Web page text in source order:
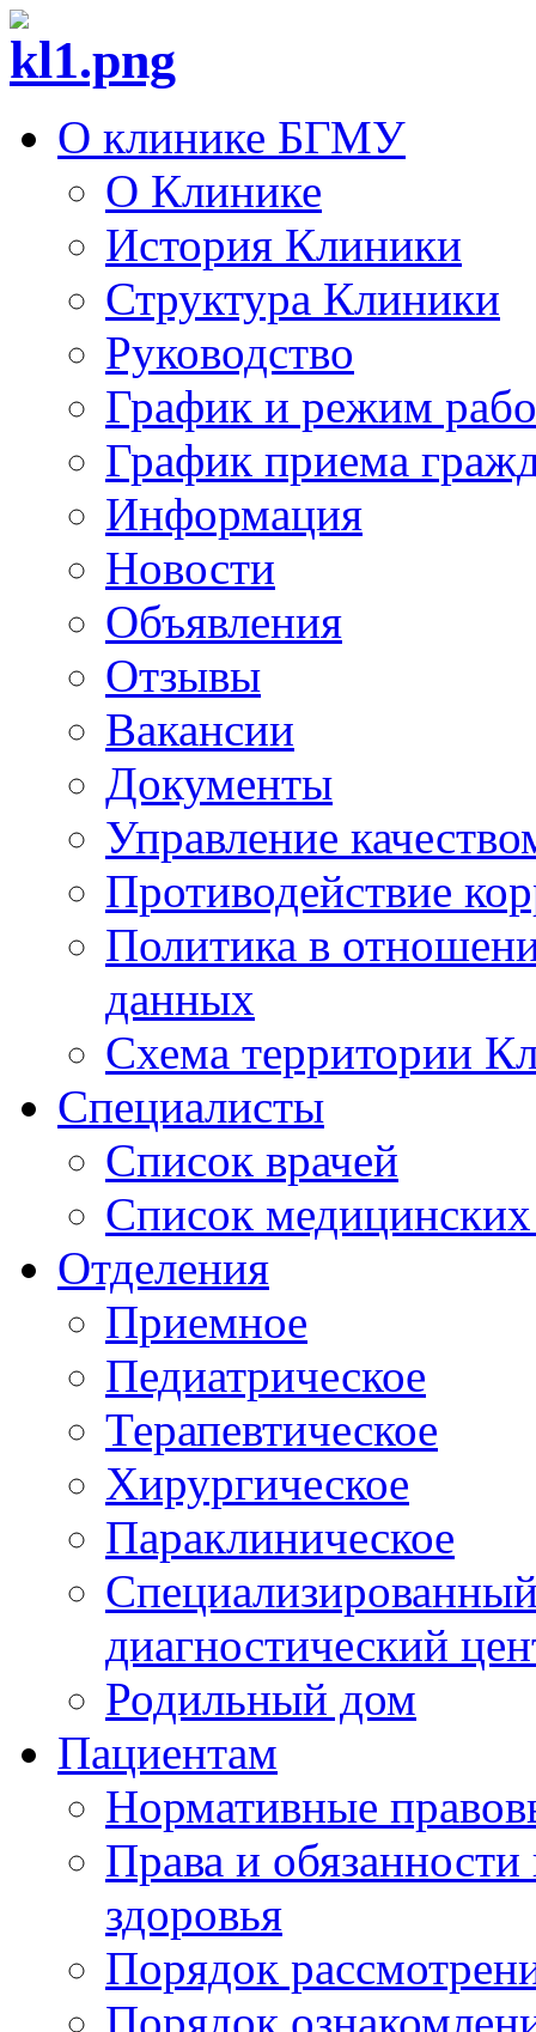
О клинике БГМУ
О Клинике
История Клиники
Структура Клиники
Руководство
График и режим
График приема
Информация
Новости
Объявления
Отзывы
Вакансии
Документы
Управление
Противодействие
Политика в
данных
Схема территории
Специалисты
Список врачей
Список медицинских
Отделения
Приемное
Педиатрическое
Терапевтическое
Хирургическое
Параклиническое
диагностический
Родильный дом
Пациентам
Нормативные
Права и
здоровья
Порядок